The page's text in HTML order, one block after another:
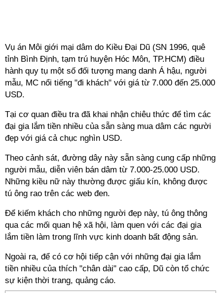
Vụ án Môi giới mại dâm do Kiều Đại Dũ (SN 1996, quê
tỉnh Bình Định, tạm trú huyện Hóc Môn, TP.HCM) điều
hành quy tụ một số đối tượng mang danh Á hậu, người
mẫu, MC nổi tiếng "đi khách" với giá từ 7.000 đến 25.000
USD.
Tại cơ quan điều tra đã khai nhận chiêu thức để tìm các
đại gia lắm tiền nhiều của sẵn sàng mua dâm các người
đẹp với giá cả chục nghìn USD.
Theo cảnh sát, đường dây này sẵn sàng cung cấp những
người mẫu, diễn viên bán dâm từ 7.000-25.000 USD.
Những kiều nữ này thường được giấu kín, không được
tú ông rao trên các web đen.
Để kiếm khách cho những người đẹp này, tú ông thông
qua các mối quan hệ xã hội, làm quen với các đại gia
lắm tiền làm trong lĩnh vực kinh doanh bất động sản.
Ngoài ra, để có cơ hội tiếp cận với những đại gia lắm
tiền nhiều của thích "chân dài" cao cấp, Dũ còn tổ chức
sự kiện thời trang, quảng cáo.